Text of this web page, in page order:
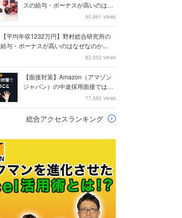
スの給与・ボーナスが高いのはな
90,861 views
【平均年収1232万円】野村総合研究所の
給与・ボーナスが高いのはなぜなのか...
82,052 views
【面接対策】Amazon（アマゾン
ジャパン）の中途採用面接では何
77,582 views
総合アクセスランキング